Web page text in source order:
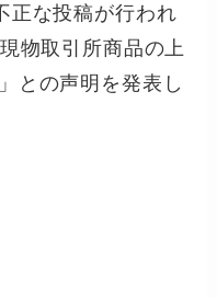
正な投稿が行われ
物取引所商品の上
との声明を発表し